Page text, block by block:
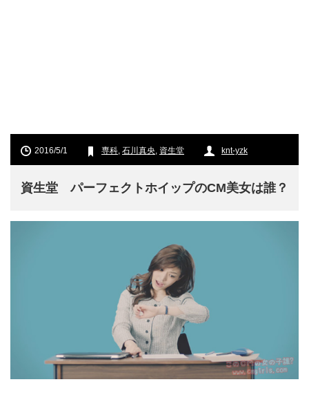
2016/5/1 専科, 石川真央, 資生堂 knt-yzk
資生堂 パーフェクトホイップのCM美女は誰？